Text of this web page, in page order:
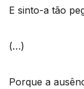
E sinto-a tão
(…)
Porque a